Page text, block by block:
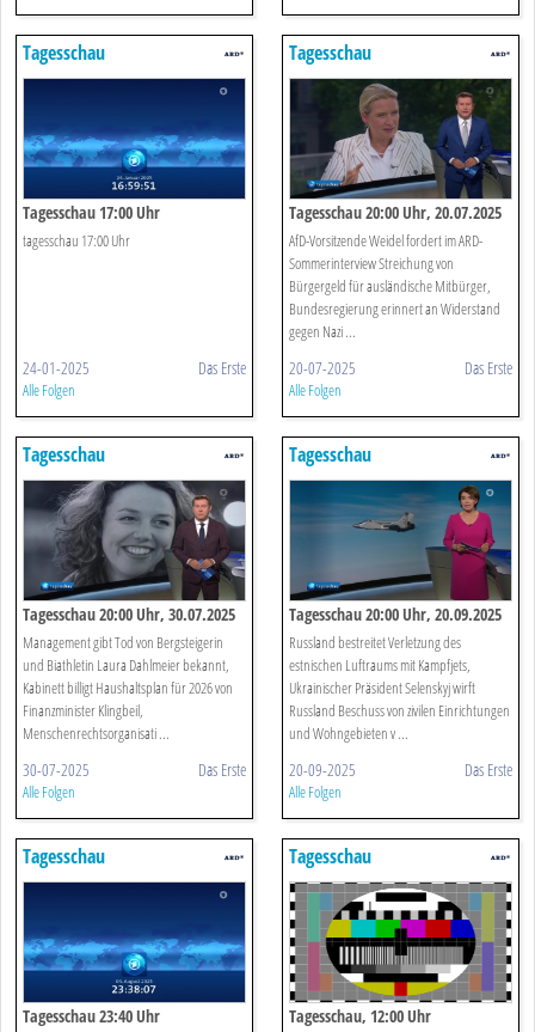
Tagesschau
Tagesschau 17:00 Uhr
tagesschau 17:00 Uhr
24-01-2025 Das Erste
Alle Folgen
Tagesschau
Tagesschau 20:00 Uhr, 20.07.2025
AfD-Vorsitzende Weidel fordert im ARD-
Sommerinterview Streichung von
Bürgergeld für ausländische Mitbürger,
Bundesregierung erinnert an Widerstand
gegen Nazi ...
20-07-2025 Das Erste
Alle Folgen
Tagesschau
Tagesschau 20:00 Uhr, 30.07.2025
Management gibt Tod von Bergsteigerin
und Biathletin Laura Dahlmeier bekannt,
Kabinett billigt Haushaltsplan für 2026 von
Finanzminister Klingbeil,
Menschenrechtsorganisati ...
30-07-2025 Das Erste
Alle Folgen
Tagesschau
Tagesschau 20:00 Uhr, 20.09.2025
Russland bestreitet Verletzung des
estnischen Luftraums mit Kampfjets,
Ukrainischer Präsident Selenskyj wirft
Russland Beschuss von zivilen Einrichtungen
und Wohngebieten v ...
20-09-2025 Das Erste
Alle Folgen
Tagesschau
Tagesschau 23:40 Uhr
Tagesschau
Tagesschau, 12:00 Uhr